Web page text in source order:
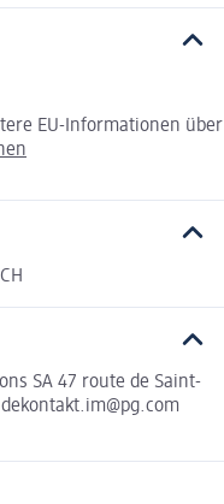
EU-Informationen über
SA 47 route de Saint-